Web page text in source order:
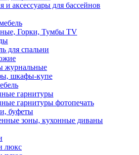
и аксессуары для бассейнов
Горки, Тумбы TV
для спальни
журнальные
шкафы-купе
гарнитуры
гарнитуры фотопечать
буфеты
зоны, кухонные диваны
люкс